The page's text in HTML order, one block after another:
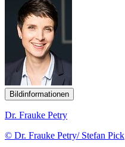
Bildinformationen
Dr. Frauke Petry
© Dr. Frauke Petry/ Stefan Pick